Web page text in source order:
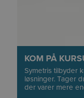
KOM PÅ
Symetris tilbyder
løsninger. Tager
der varer mere